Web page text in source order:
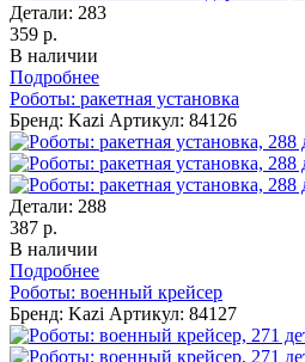
Детали: 283
359 р.
В наличии
Подробнее
Роботы: ракетная установка
Бренд: Kazi Артикул: 84126
Детали: 288
387 р.
В наличии
Подробнее
Роботы: военный крейсер
Бренд: Kazi Артикул: 84127